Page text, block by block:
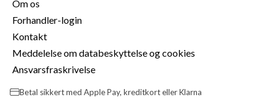
Om os
Forhandler-login
Kontakt
Meddelelse om databeskyttelse og cookies
Ansvarsfraskrivelse
Betal sikkert med Apple Pay, kreditkort eller Klarna